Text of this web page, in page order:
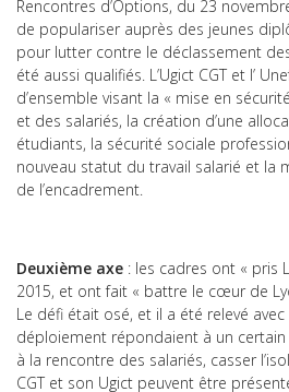
Rencontres d’Options, du 23
de populariser auprès des jeunes
pour lutter contre le déclassement
été aussi qualifiés. L’Ugict CGT et l’
d’ensemble visant la « mise en
et des salariés, la création d’une
étudiants, la sécurité sociale
nouveau statut du travail salarié et la
de l’encadrement.
Deuxième axe : les cadres ont « pris
2015, et ont fait « battre le cœur de
Le défi était osé, et il a été relevé
déploiement répondaient à un
à la rencontre des salariés, casser
CGT et son Ugict peuvent être